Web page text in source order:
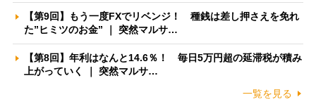
【第9回】もう一度FXでリベンジ！ 種銭は差し押さえを免れ
た”ヒミツのお金” ｜ 突然マルサ…
【第8回】年利はなんと14.6％！ 毎日5万円超の延滞税が積み
上がっていく ｜ 突然マルサ…
一覧を見る